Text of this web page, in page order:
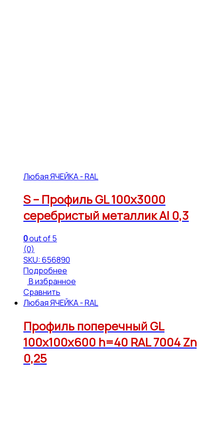
Любая ЯЧЕЙКА - RAL
S – Профиль GL 100х3000
серебристый металлик Al 0,3
0out of 5
(0)
SKU: 656890
Подробнее
В избранное
Сравнить
Любая ЯЧЕЙКА - RAL
Профиль поперечный GL
100х100х600 h=40 RAL 7004 Zn
0,25